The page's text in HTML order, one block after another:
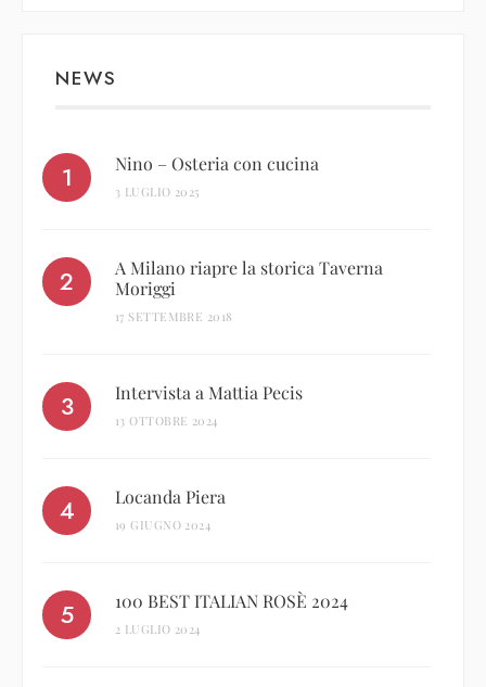
NEWS
Nino – Osteria con cucina
3 LUGLIO 2025
A Milano riapre la storica Taverna
Moriggi
17 SETTEMBRE 2018
Intervista a Mattia Pecis
13 OTTOBRE 2024
Locanda Piera
19 GIUGNO 2024
100 BEST ITALIAN ROSÈ 2024
2 LUGLIO 2024